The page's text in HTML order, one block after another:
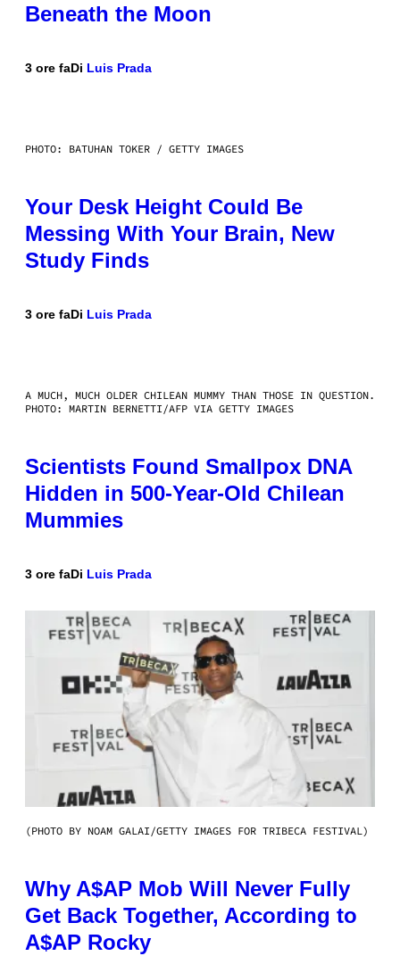
Beneath the Moon
3 ore faDi Luis Prada
PHOTO: BATUHAN TOKER / GETTY IMAGES
Your Desk Height Could Be
Messing With Your Brain, New
Study Finds
3 ore faDi Luis Prada
A MUCH, MUCH OLDER CHILEAN MUMMY THAN THOSE IN QUESTION.
PHOTO: MARTIN BERNETTI/AFP VIA GETTY IMAGES
Scientists Found Smallpox DNA
Hidden in 500-Year-Old Chilean
Mummies
3 ore faDi Luis Prada
(PHOTO BY NOAM GALAI/GETTY IMAGES FOR TRIBECA FESTIVAL)
Why A$AP Mob Will Never Fully
Get Back Together, According to
A$AP Rocky